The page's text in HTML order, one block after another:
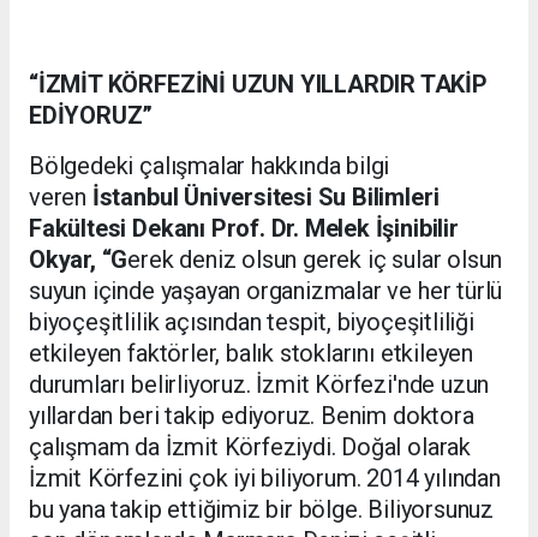
“İZMİT KÖRFEZİNİ UZUN YILLARDIR TAKİP
EDİYORUZ”
Bölgedeki çalışmalar hakkında bilgi
veren İstanbul Üniversitesi Su Bilimleri
Fakültesi Dekanı Prof. Dr. Melek İşinibilir
Okyar, “Gerek deniz olsun gerek iç sular olsun
suyun içinde yaşayan organizmalar ve her türlü
biyoçeşitlilik açısından tespit, biyoçeşitliliği
etkileyen faktörler, balık stoklarını etkileyen
durumları belirliyoruz. İzmit Körfezi'nde uzun
yıllardan beri takip ediyoruz. Benim doktora
çalışmam da İzmit Körfeziydi. Doğal olarak
İzmit Körfezini çok iyi biliyorum. 2014 yılından
bu yana takip ettiğimiz bir bölge. Biliyorsunuz